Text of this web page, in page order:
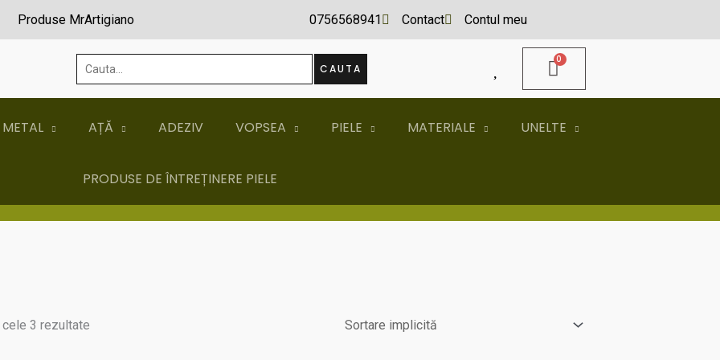
Produse MrArtigiano 0756568941 Contact Contul meu
Cauta... CAUTA
AȚĂ ADEZIV VOPSEA PIELE MATERIALE UNELTE
PRODUSE DE ÎNTREȚINERE PIELE
3 rezultate